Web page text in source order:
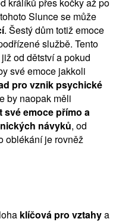
tohoto Slunce se může
. Šestý dům totiž emoce
službě. Tento
od dětství a pokud
své emoce jakkoli
pro vznik psychické
by naopak měli
své emoce přímo a
návyků, od
oblékání je rovněž
klíčová pro vztahya